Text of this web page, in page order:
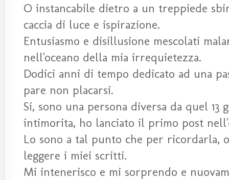
O instancabile dietro a un treppiede
caccia di luce e ispirazione.
Entusiasmo e disillusione mescolati
nell'oceano della mia irrequietezza.
Dodici anni di tempo dedicato ad una
pare non placarsi.
Si, sono una persona diversa da quel 13
intimorita, ho lanciato il primo post
Lo sono a tal punto che per ricordarla,
leggere i miei scritti.
Mi intenerisco e mi sorprendo e